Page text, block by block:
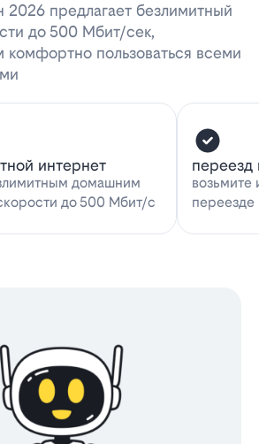
2026 предлагает безлимитный
до 500 Мбит/сек,
комфортно пользоваться всеми
интернет
домашним
до 500 Мбит/с
переезд
возьмите
переезде